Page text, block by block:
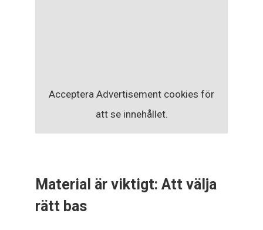
Acceptera Advertisement cookies för
att se innehållet.
Material är viktigt: Att välja
rätt bas